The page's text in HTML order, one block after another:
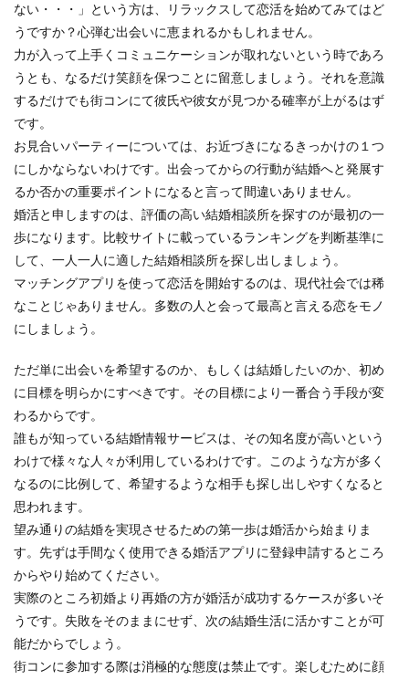
ない・・・」という方は、リラックスして恋活を始めてみてはど
うですか？心弾む出会いに恵まれるかもしれません。
力が入って上手くコミュニケーションが取れないという時であろ
うとも、なるだけ笑顔を保つことに留意しましょう。それを意識
するだけでも街コンにて彼氏や彼女が見つかる確率が上がるはず
です。
お見合いパーティーについては、お近づきになるきっかけの１つ
にしかならないわけです。出会ってからの行動が結婚へと発展す
るか否かの重要ポイントになると言って間違いありません。
婚活と申しますのは、評価の高い結婚相談所を探すのが最初の一
歩になります。比較サイトに載っているランキングを判断基準に
して、一人一人に適した結婚相談所を探し出しましょう。
マッチングアプリを使って恋活を開始するのは、現代社会では稀
なことじゃありません。多数の人と会って最高と言える恋をモノ
にしましょう。
ただ単に出会いを希望するのか、もしくは結婚したいのか、初め
に目標を明らかにすべきです。その目標により一番合う手段が変
わるからです。
誰もが知っている結婚情報サービスは、その知名度が高いという
わけで様々な人々が利用しているわけです。このような方が多く
なるのに比例して、希望するような相手も探し出しやすくなると
思われます。
望み通りの結婚を実現させるための第一歩は婚活から始まりま
す。先ずは手間なく使用できる婚活アプリに登録申請するところ
からやり始めてください。
実際のところ初婚より再婚の方が婚活が成功するケースが多いそ
うです。失敗をそのままにせず、次の結婚生活に活かすことが可
能だからでしょう。
街コンに参加する際は消極的な態度は禁止です。楽しむために顔